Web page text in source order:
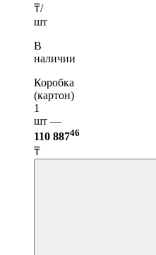
₸/
шт
В
наличии
Коробка
(картон)
1
шт —
110 88746
₸